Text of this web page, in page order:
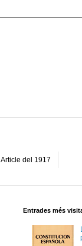
del 1917
Entrades més